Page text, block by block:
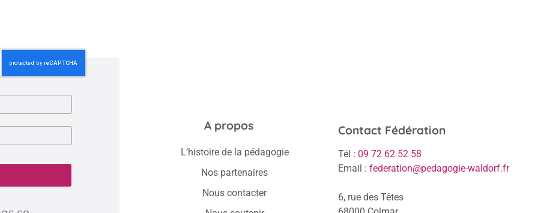
A propos
L’histoire de la pédagogie
Nos partenaires
Nous contacter
Contact Fédération
Tél : 09 72 62 52 58
Email : federation@pedagogie-waldorf.fr
6, rue des Têtes